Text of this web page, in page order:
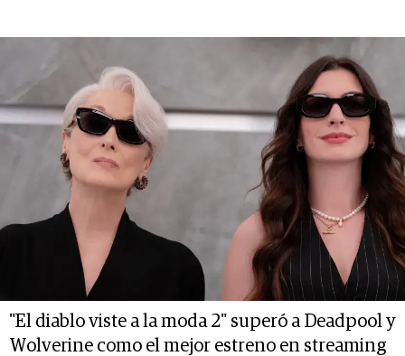
"El diablo viste a la moda 2" superó a Deadpool y
Wolverine como el mejor estreno en streaming